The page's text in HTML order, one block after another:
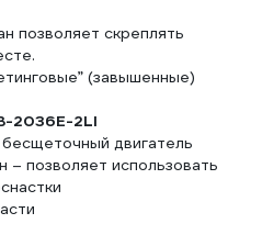
позволяет скреплять
(завышенные)
2036E-2LI
двигатель
позволяет использовать